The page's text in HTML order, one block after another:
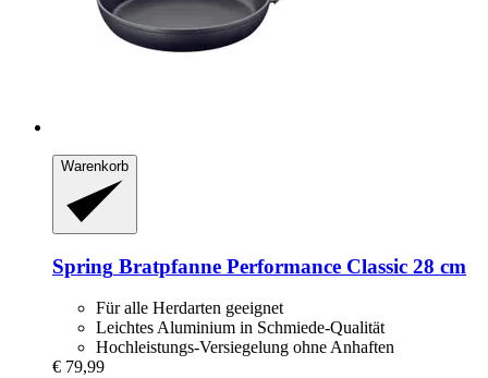
Warenkorb
Spring Bratpfanne Performance Classic 28 cm
Für alle Herdarten geeignet
Leichtes Aluminium in Schmiede-Qualität
Hochleistungs-Versiegelung ohne Anhaften
€ 79,99